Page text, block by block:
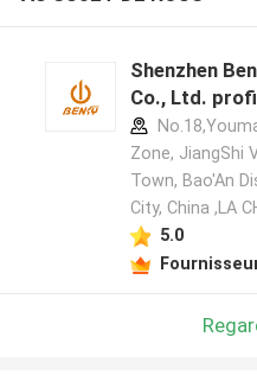
Shenzhen
Co., Ltd.
Zone, JiangShi
Town, Bao'An
City, China ,LA
5.0